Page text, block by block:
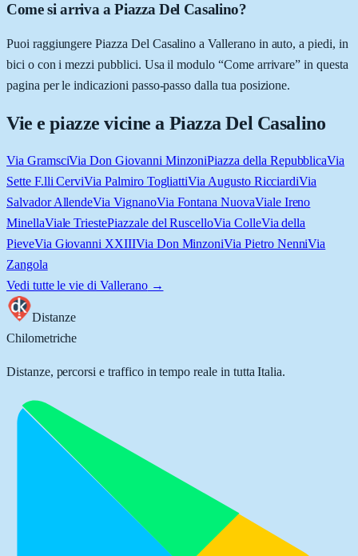
Come si arriva a Piazza Del Casalino?
Puoi raggiungere Piazza Del Casalino a Vallerano in auto, a piedi, in
bici o con i mezzi pubblici. Usa il modulo “Come arrivare” in questa
pagina per le indicazioni passo-passo dalla tua posizione.
Vie e piazze vicine a Piazza Del Casalino
Via GramsciVia Don Giovanni MinzoniPiazza della RepubblicaVia
Sette F.lli CerviVia Palmiro TogliattiVia Augusto RicciardiVia
Salvador AllendeVia VignanoVia Fontana NuovaViale Ireno
MinellaViale TriestePiazzale del RuscelloVia ColleVia della
PieveVia Giovanni XXIIIVia Don MinzoniVia Pietro NenniVia
Zangola
Vedi tutte le vie di Vallerano→
Distanze
Chilometriche
Distanze, percorsi e traffico in tempo reale in tutta Italia.